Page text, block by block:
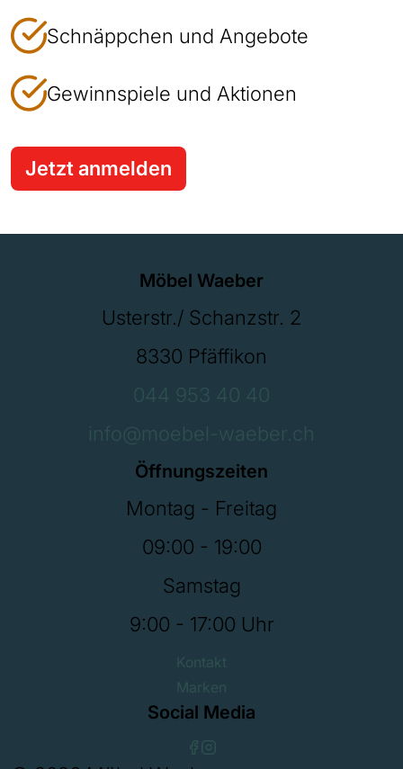
Schnäppchen und Angebote
Gewinnspiele und Aktionen
Jetzt anmelden
Möbel Waeber
Usterstr./ Schanzstr. 2
8330 Pfäffikon
044 953 40 40
info@moebel-waeber.ch
Öffnungszeiten
Montag - Freitag
09:00 - 19:00
Samstag
9:00 - 17:00 Uhr
Kontakt
Marken
Social Media